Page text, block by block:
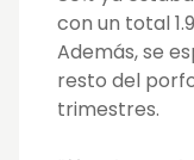
con un total
Además, se
resto del
trimestres.